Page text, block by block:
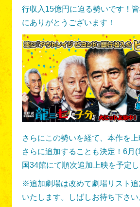
行収入15億円に迫る勢いです！
にありがとうございます！
さらにこの勢いを経て、本作を
さらに追加することも決定！6月
国34館にて順次追加上映を予定し
※追加劇場は改めて劇場リスト追
いたします。しばしお待ち下さい